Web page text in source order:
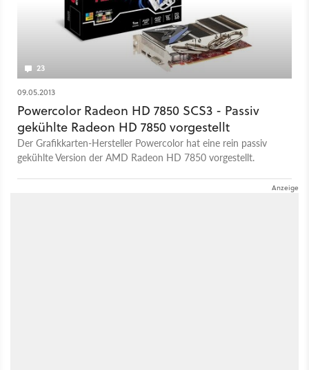
23
09.05.2013
Powercolor Radeon HD 7850 SCS3 - Passiv
gekühlte Radeon HD 7850 vorgestellt
Der Grafikkarten-Hersteller Powercolor hat eine rein passiv
gekühlte Version der AMD Radeon HD 7850 vorgestellt.